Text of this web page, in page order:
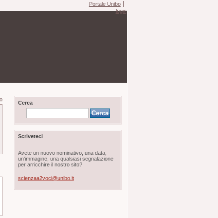
Portale Unibo
login
Cerca
Scriveteci
Avete un nuovo nominativo, una data,
un'immagine, una qualsiasi segnalazione
per arricchire il nostro sito?
scienzaa2voci@unibo.it